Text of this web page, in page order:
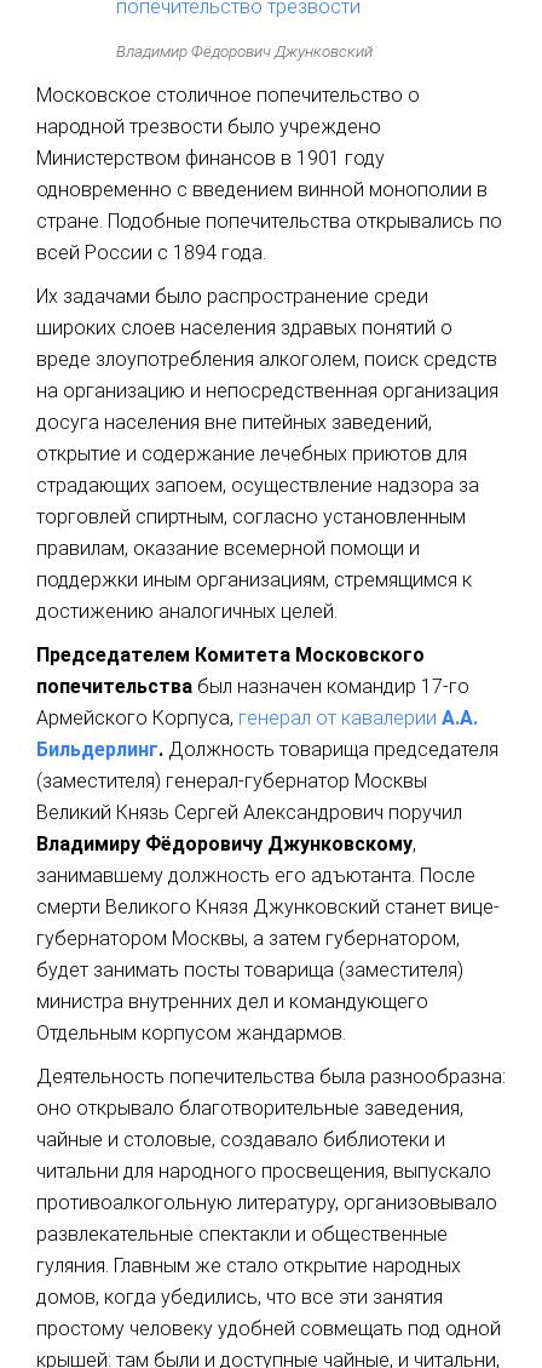
Владимир Фёдорович Джунковский
Московское столичное попечительство о
народной трезвости было учреждено
Министерством финансов в 1901 году
одновременно с введением винной монополии в
стране. Подобные попечительства открывались по
всей России с 1894 года.
Их задачами было распространение среди
широких слоев населения здравых понятий о
вреде злоупотребления алкоголем, поиск средств
на организацию и непосредственная организация
досуга населения вне питейных заведений,
открытие и содержание лечебных приютов для
страдающих запоем, осуществление надзора за
торговлей спиртным, согласно установленным
правилам, оказание всемерной помощи и
поддержки иным организациям, стремящимся к
достижению аналогичных целей.
Председателем Комитета Московского
попечительства был назначен командир 17-го
Армейского Корпуса, генерал от кавалерии А.А.
Бильдерлинг. Должность товарища председателя
(заместителя) генерал-губернатор Москвы
Великий Князь Сергей Александрович поручил
Владимиру Фёдоровичу Джунковскому,
занимавшему должность его адъютанта. После
смерти Великого Князя Джунковский станет вице-
губернатором Москвы, а затем губернатором,
будет занимать посты товарища (заместителя)
министра внутренних дел и командующего
Отдельным корпусом жандармов.
Деятельность попечительства была разнообразна:
оно открывало благотворительные заведения,
чайные и столовые, создавало библиотеки и
читальни для народного просвещения, выпускало
противоалкогольную литературу, организовывало
развлекательные спектакли и общественные
гуляния. Главным же стало открытие народных
домов, когда убедились, что все эти занятия
простому человеку удобней совмещать под одной
крышей: там были и доступные чайные, и читальни,